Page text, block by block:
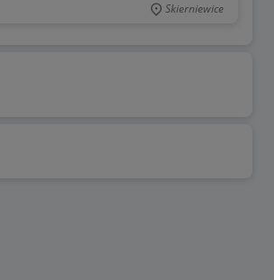
Skierniewice